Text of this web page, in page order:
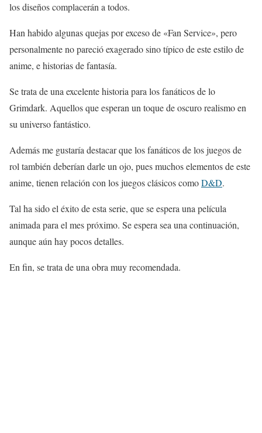
los diseños complacerán a todos.
Han habido algunas quejas por exceso de «Fan Service», pero
personalmente no pareció exagerado sino típico de este estilo de
anime, e historias de fantasía.
Se trata de una excelente historia para los fanáticos de lo
Grimdark. Aquellos que esperan un toque de oscuro realismo en
su universo fantástico.
Además me gustaría destacar que los fanáticos de los juegos de
rol también deberían darle un ojo, pues muchos elementos de este
anime, tienen relación con los juegos clásicos comoD&D.
Tal ha sido el éxito de esta serie, que se espera una película
animada para el mes próximo. Se espera sea una continuación,
aunque aún hay pocos detalles.
En fin, se trata de una obra muy recomendada.